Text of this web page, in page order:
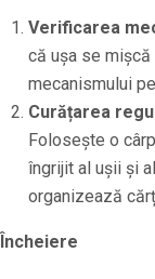
Verificarea
că ușa se
mecanismului
Curățarea
Folosește o
îngrijit al ușii și
organizează
Încheiere